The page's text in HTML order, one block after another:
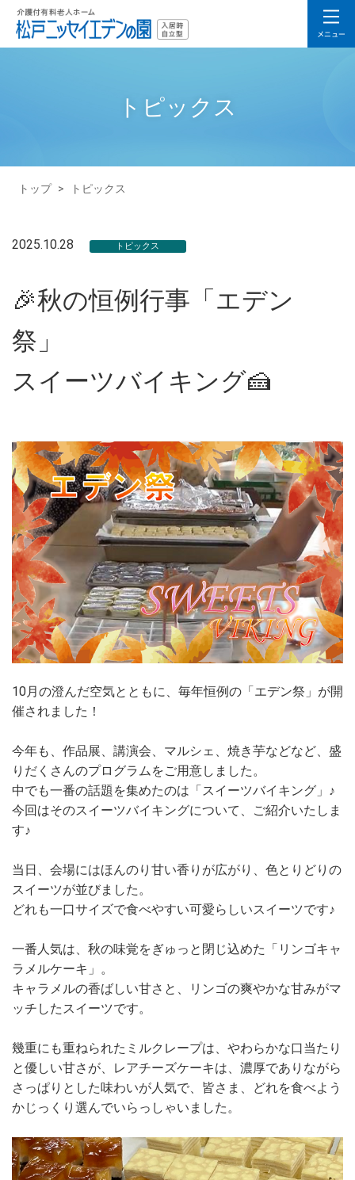
トピックス
トップ > トピックス
2025.10.28 トピックス
🎉秋の恒例行事「エデン
祭」
スイーツバイキング🍰
10月の澄んだ空気とともに、毎年恒例の「エデン祭」が開
催されました！
今年も、作品展、講演会、マルシェ、焼き芋などなど、盛
りだくさんのプログラムをご用意しました。
中でも一番の話題を集めたのは「スイーツバイキング」♪
今回はそのスイーツバイキングについて、ご紹介いたしま
す♪
当日、会場にはほんのり甘い香りが広がり、色とりどりの
スイーツが並びました。
どれも一口サイズで食べやすい可愛らしいスイーツです♪
一番人気は、秋の味覚をぎゅっと閉じ込めた「リンゴキャ
ラメルケーキ」。
キャラメルの香ばしい甘さと、リンゴの爽やかな甘みがマ
ッチしたスイーツです。
幾重にも重ねられたミルクレープは、やわらかな口当たり
と優しい甘さが、レアチーズケーキは、濃厚でありながら
さっぱりとした味わいが人気で、皆さま、どれを食べよう
かじっくり選んでいらっしゃいました。